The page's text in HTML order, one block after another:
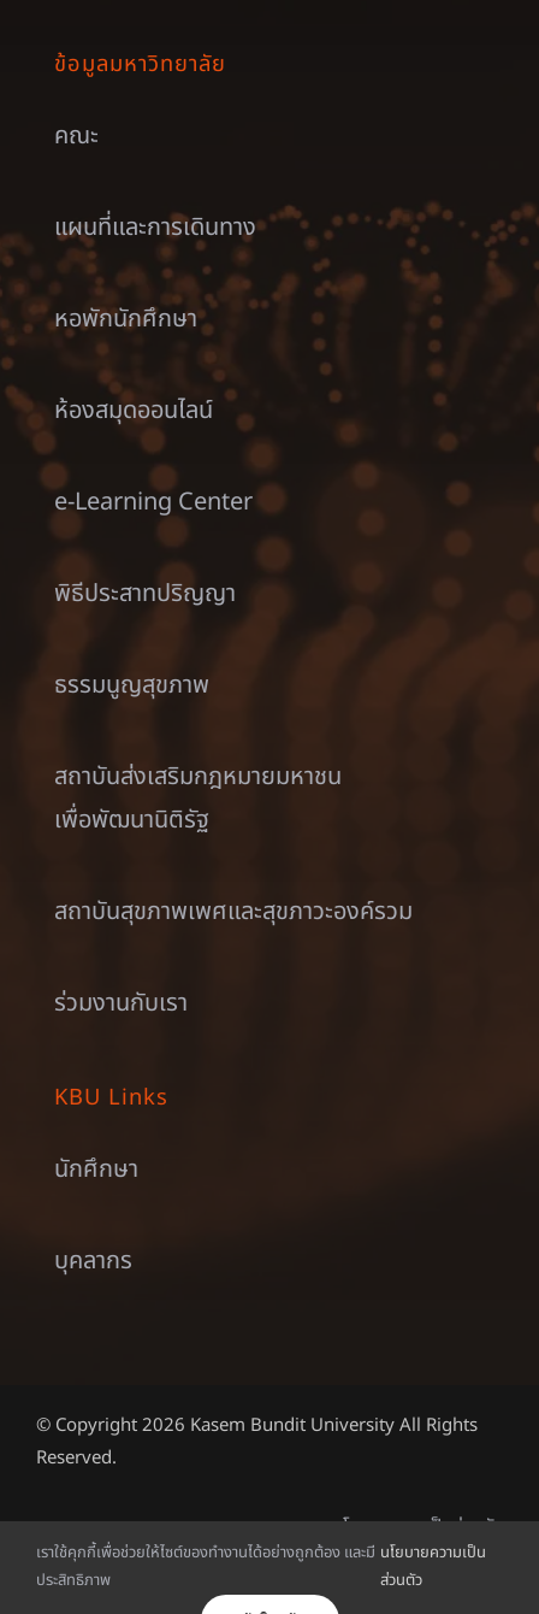
ข้อมูลมหาวิทยาลัย
คณะ
แผนที่และการเดินทาง
หอพักนักศึกษา
ห้องสมุดออนไลน์
e-Learning Center
พิธีประสาทปริญญา
ธรรมนูญสุขภาพ
สถาบันส่งเสริมกฎหมายมหาชน
เพื่อพัฒนานิติรัฐ
สถาบันสุขภาพเพศและสุขภาวะองค์รวม
ร่วมงานกับเรา
KBU Links
นักศึกษา
บุคลากร
© Copyright 2026 Kasem Bundit University All Rights
Reserved.
นโยบายความเป็นส่วนตัว
เราใช้คุกกี้เพื่อช่วยให้ไซต์ของทำงานได้อย่างถูกต้อง และมี
ประสิทธิภาพ
นโยบายความเป็น
ส่วนตัว
ไทย